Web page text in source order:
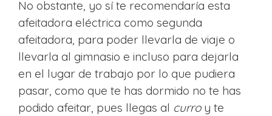
No obstante, yo sí te recomendaría esta
afeitadora eléctrica como segunda
afeitadora, para poder llevarla de viaje o
llevarla al gimnasio e incluso para dejarla
en el lugar de trabajo por lo que pudiera
pasar, como que te has dormido no te has
podido afeitar, pues llegas al curroy te